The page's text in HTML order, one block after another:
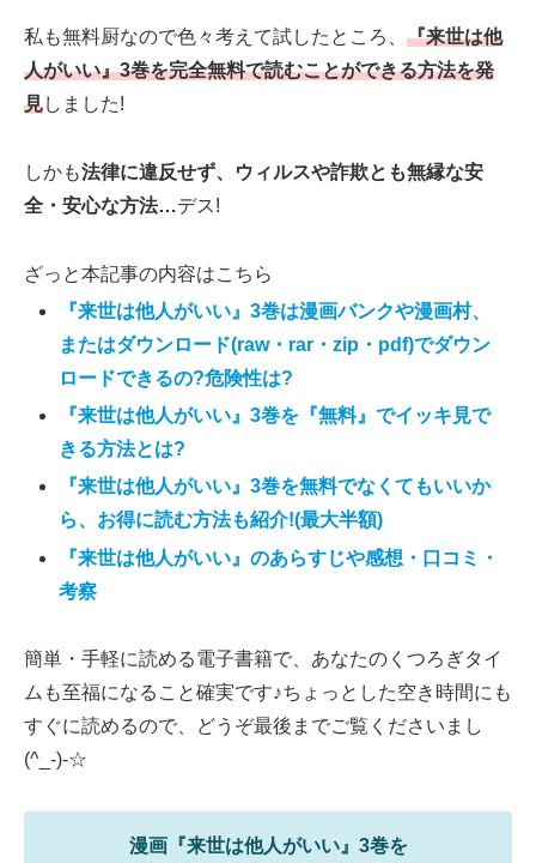
私も無料厨なので色々考えて試したところ、 『来世は他
人がいい』3巻を完全無料で読むことができる方法を発
見しました!
しかも法律に違反せず、ウィルスや詐欺とも無縁な安
全・安心な方法…デス!
ざっと本記事の内容はこちら
『来世は他人がいい』3巻は漫画バンクや漫画村、
またはダウンロード(raw・rar・zip・pdf)でダウン
ロードできるの?危険性は?
『来世は他人がいい』3巻を『無料』でイッキ見で
きる方法とは?
『来世は他人がいい』3巻を無料でなくてもいいか
ら、お得に読む方法も紹介!(最大半額)
『来世は他人がいい』のあらすじや感想・口コミ・
考察
簡単・手軽に読める電子書籍で、あなたのくつろぎタイ
ムも至福になること確実です♪ちょっとした空き時間にも
すぐに読めるので、どうぞ最後までご覧くださいまし
(^_-)-☆
漫画『来世は他人がいい』3巻を